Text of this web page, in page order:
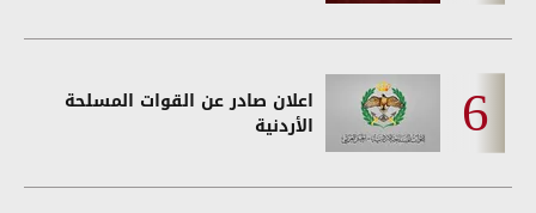
اعلان صادر عن القوات المسلحة
الأردنية